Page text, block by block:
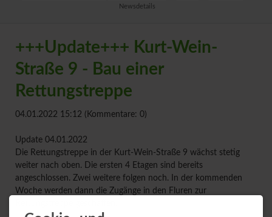
Newsdetails
+++Update+++ Kurt-Wein-
Straße 9 - Bau einer
Rettungstreppe
04.01.2022 15:12 (Kommentare: 0)
Update 04.01.2022
Die Rettungstreppe in der Kurt-Wein-Straße 9 wächst stetig
weiter nach oben. Die ersten 4 Etagen sind bereits
angeschlossen. Zwei weitere folgen noch. In der kommenden
Woche werden dann die Zugänge in den Fluren zur